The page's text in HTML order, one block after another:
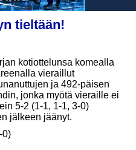
tieltään!
kotiottelunsa komealla
vieraillut
ja 492-päisen
jonka myötä vieraille ei
5-2 (1-1, 1-1, 3-0)
jälkeen jäänyt.
0)